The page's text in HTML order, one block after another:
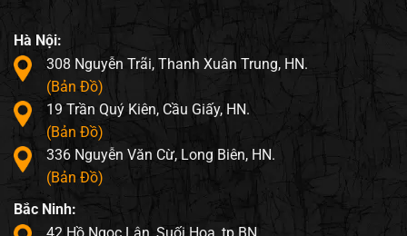
Hà Nội:
308 Nguyễn Trãi, Thanh Xuân Trung, HN.
(Bản Đồ)
19 Trần Quý Kiên, Cầu Giấy, HN.
(Bản Đồ)
336 Nguyễn Văn Cừ, Long Biên, HN.
(Bản Đồ)
Bắc Ninh: